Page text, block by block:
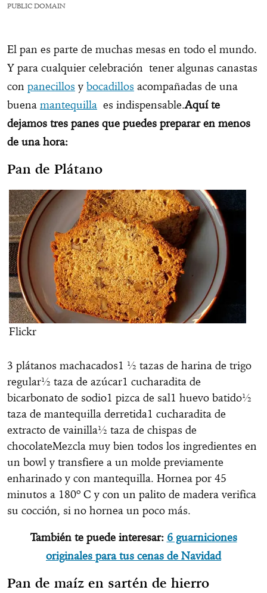
PUBLIC DOMAIN
El pan es parte de muchas mesas en todo el mundo.
Y para cualquier celebración tener algunas canastas
con panecillos y bocadillos acompañadas de una
buena mantequilla es indispensable.Aquí te
dejamos tres panes que puedes preparar en menos
de una hora:
Pan de Plátano
Flickr
3 plátanos machacados1 ½ tazas de harina de trigo
regular½ taza de azúcar1 cucharadita de
bicarbonato de sodio1 pizca de sal1 huevo batido½
taza de mantequilla derretida1 cucharadita de
extracto de vainilla½ taza de chispas de
chocolateMezcla muy bien todos los ingredientes en
un bowl y transfiere a un molde previamente
enharinado y con mantequilla. Hornea por 45
minutos a 180º C y con un palito de madera verifica
su cocción, si no hornea un poco más.
También te puede interesar: 6 guarniciones
originales para tus cenas de Navidad
Pan de maíz en sartén de hierro